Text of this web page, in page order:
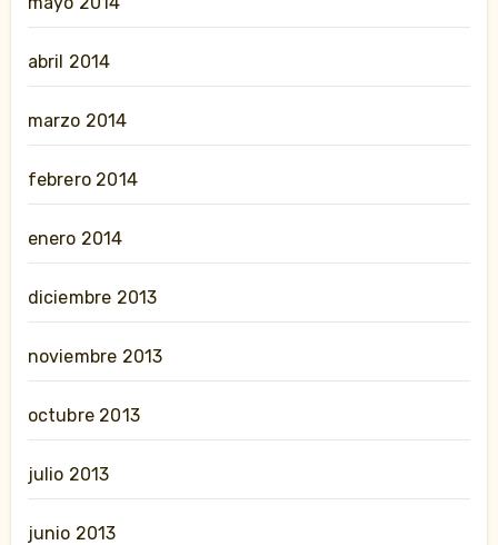
abril 2014
marzo 2014
febrero 2014
enero 2014
diciembre 2013
noviembre 2013
octubre 2013
julio 2013
junio 2013